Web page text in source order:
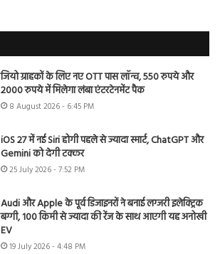
जियो ग्राहकों के लिए नए OTT पास लॉन्च, 550 रुपये और
2000 रुपये में मिलेगा लंबा एंटरटेनमेंट पैक
8 August 2026 - 6:45 PM
iOS 27 में नई Siri होगी पहले से ज्यादा स्मार्ट, ChatGPT और
Gemini को देगी टक्कर
25 July 2026 - 7:52 PM
Audi और Apple के पूर्व डिजाइनरों ने बनाई लग्जरी इलेक्ट्रिक
बग्गी, 100 किमी से ज्यादा की रेंज के साथ आएगी यह अनोखी
EV
19 July 2026 - 4:48 PM